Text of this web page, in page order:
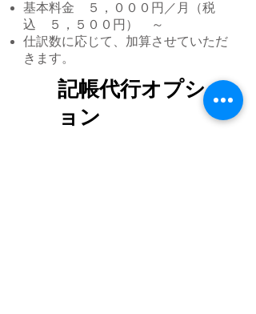
基本料金 ５，０００円／月（税
込 ５，５００円） ～
​仕訳数に応じて、加算させていただ
きます。
記帳代行オプシ
ョン